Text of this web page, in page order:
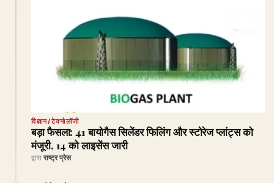
विज्ञान/टेक्नोलॉजी
बड़ा फैसला: 41 बायोगैस सिलेंडर फिलिंग और स्टोरेज प्लांट्स को
मंजूरी, 14 को लाइसेंस जारी
द्वारा राष्ट्र प्रेस